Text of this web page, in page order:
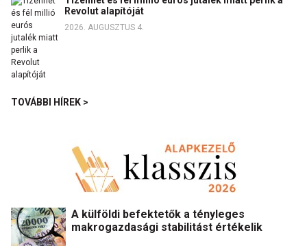
Revolut alapítóját
2026. AUGUSZTUS 4.
TOVÁBBI HÍREK >
A külföldi befektetők a tényleges
makrogazdasági stabilitást értékelik